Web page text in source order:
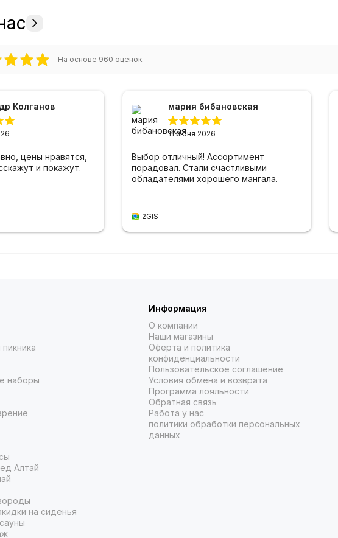
На основе 960 оценок
Колганов
цены нравятся,
и покажут.
мария бибановская
11 июня 2026
Выбор отличный! Ассортимент
порадовал. Стали счастливыми
обладателями хорошего мангала.
2GIS
наборы
Алтай
на сиденья
Информация
О компании
Наши магазины
Оферта и политика
конфиденциальности
Пользовательское соглашение
Условия обмена и возврата
Программа лояльности
Обратная связь
Работа у нас
политики обработки персональных
данных